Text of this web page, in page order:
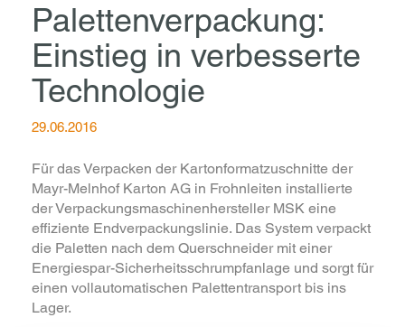
Palettenverpackung:
Einstieg in verbesserte
Technologie
29.06.2016
Für das Verpacken der Kartonformatzuschnitte der
Mayr-Melnhof Karton AG in Frohnleiten installierte
der Verpackungsmaschinenhersteller MSK eine
effiziente Endverpackungslinie. Das System verpackt
die Paletten nach dem Querschneider mit einer
Energiespar-Sicherheitsschrumpfanlage und sorgt für
einen vollautomatischen Palettentransport bis ins
Lager.